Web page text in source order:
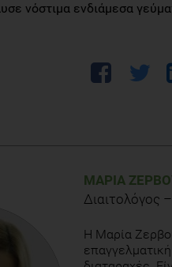
νόστιμα ενδιάμεσα
www.myplate.gov/tip-
American Dietetic Association:
10.1016/j.jada.2009.05.027.
ΜΑΡΊΑ
Διαιτολόγος
H Μαρία